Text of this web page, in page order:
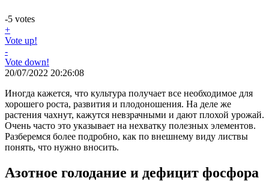
-5 votes
+
Vote up!
-
Vote down!
20/07/2022 20:26:08
Иногда кажется, что культура получает все необходимое для
хорошего роста, развития и плодоношения. На деле же
растения чахнут, кажутся невзрачными и дают плохой урожай.
Очень часто это указывает на нехватку полезных элементов.
Разберемся более подробно, как по внешнему виду листвы
понять, что нужно вносить.
Азотное голодание и дефицит фосфора